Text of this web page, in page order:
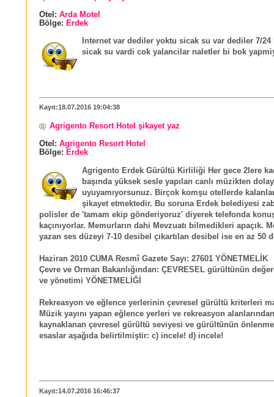
Otel: Arda Motel
Bölge: Erdek
Internet var dediler yoktu sicak su var dediler 7/
sicak su vardi cok yalancilar naletler bi bok
Kayıt:18.07.2016 19:04:38
Agrigento Resort Hotel şikayet yaz
Otel: Agrigento Resort Hotel
Bölge: Erdek
Agrigento Erdek Gürültü Kirliliği Her gece 2lere
başında yüksek sesle yapılan canlı müzikten
uyuyamıyorsunuz. Birçok komşu otellerde
şikayet etmektedir. Bu soruna Erdek belediyesi
polisler de 'tamam ekip gönderiyoruz' diyerek telefonda
kaçınıyorlar. Memurların dahi Mevzuatı bilmedikleri apaçık.
yazan ses düzeyi 7-10 desibel çıkartılan desibel ise en az 50
Haziran 2010 CUMA Resmî Gazete Sayı: 27601 YÖNETMELİK
Çevre ve Orman Bakanlığından: ÇEVRESEL gürültünün
ve yönetimi YÖNETMELİĞİ
Rekreasyon ve eğlence yerlerinin çevresel gürültü kriterleri
Müzik yayını yapan eğlence yerleri ve rekreasyon alanlarından
kaynaklanan çevresel gürültü seviyesi ve gürültünün
esaslar aşağıda belirtilmiştir: c) incele! d) incele!
Kayıt:14.07.2016 16:46:37